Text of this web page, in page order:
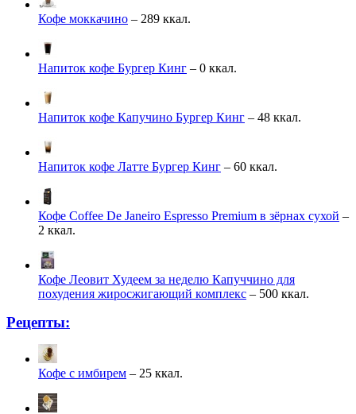
Кофе моккачино – 289 ккал.
Напиток кофе Бургер Кинг – 0 ккал.
Напиток кофе Капучино Бургер Кинг – 48 ккал.
Напиток кофе Латте Бургер Кинг – 60 ккал.
Кофе Coffee De Janeiro Espresso Premium в зёрнах сухой –
2 ккал.
Кофе Леовит Худеем за неделю Капуччино для
похудения жиросжигающий комплекс – 500 ккал.
Рецепты:
Кофе с имбирем – 25 ккал.